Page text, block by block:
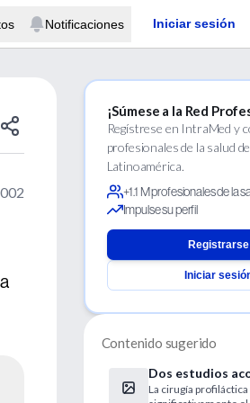
Notificaciones Iniciar sesión
¡Súmese a la Red
Regístrese en IntraMed y
profesionales de la salud
Latinoamérica.
+1.1 M profesionales de la
Impulse su perfil
Registrarse
Iniciar
Contenido sugerido
Dos estudios
extirpación de
La cirugía